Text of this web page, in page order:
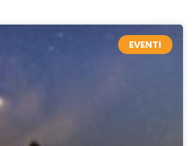
EVENTI